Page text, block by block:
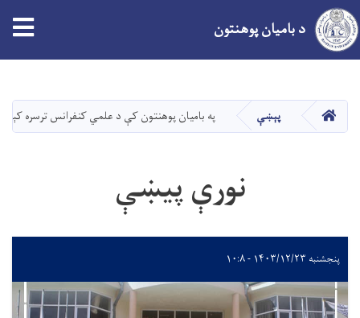
دانګل
د بامیان پوهنتون
کور پېښې په بامیان پوهنتون کې د علمي کنفرانس ترسره کېدل
نورې پیښې
پنجشنبه ۱۴۰۳/۱۲/۲۳ - ۱۰:۸